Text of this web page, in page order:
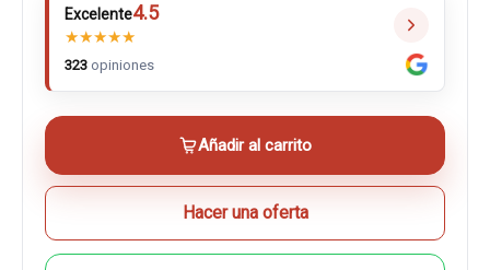
Excelente4.5
★★★★★
323 opiniones
Añadir al carrito
Hacer una oferta